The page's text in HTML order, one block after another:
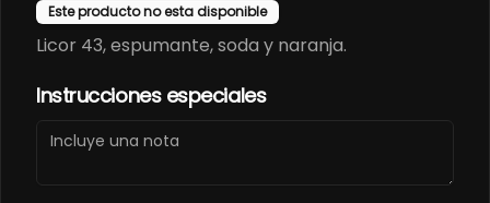
Instagram
Facebook
Mi cuenta
Este producto no esta disponible
Licor 43, espumante, soda y naranja.
Instrucciones especiales